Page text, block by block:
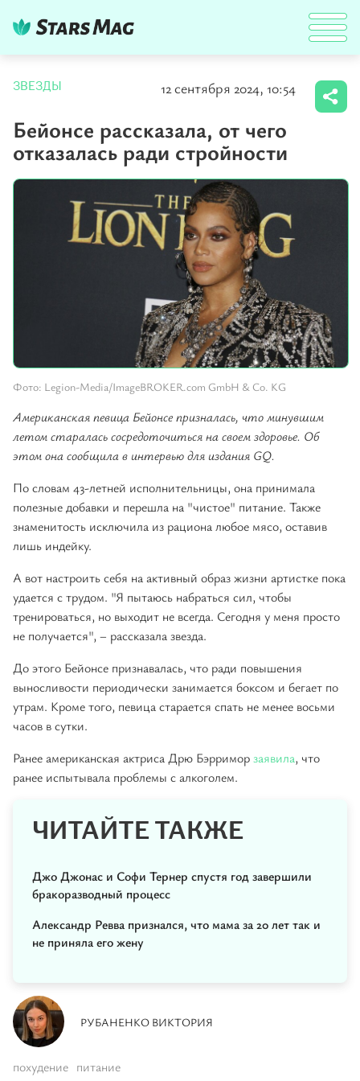
ЗВЕЗДЫ 12 сентября 2024, 10:54
Бейонсе рассказала, от чего
отказалась ради стройности
Фото: Legion-Media/ImageBROKER.com GmbH & Co. KG
Американская певица Бейонсе призналась, что минувшим
летом старалась сосредоточиться на своем здоровье. Об
этом она сообщила в интервью для издания GQ.
По словам 43-летней исполнительницы, она принимала
полезные добавки и перешла на "чистое" питание. Также
знаменитость исключила из рациона любое мясо, оставив
лишь индейку.
А вот настроить себя на активный образ жизни артистке пока
удается с трудом. "Я пытаюсь набраться сил, чтобы
тренироваться, но выходит не всегда. Сегодня у меня просто
не получается", – рассказала звезда.
До этого Бейонсе признавалась, что ради повышения
выносливости периодически занимается боксом и бегает по
утрам. Кроме того, певица старается спать не менее восьми
часов в сутки.
Ранее американская актриса Дрю Бэрриморзаявила, что
ранее испытывала проблемы с алкоголем.
ЧИТАЙТЕ ТАКЖЕ
Джо Джонас и Софи Тернер спустя год завершили
бракоразводный процесс
Александр Ревва признался, что мама за 20 лет так и
не приняла его жену
РУБАНЕНКО ВИКТОРИЯ
похудение питание